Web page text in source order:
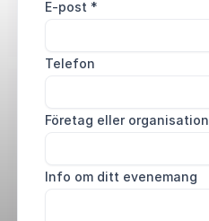
E-post *
Telefon
Företag eller organisation
Info om ditt evenemang